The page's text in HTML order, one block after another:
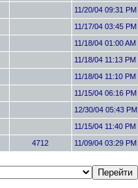
11/20/04 09:31 PM
11/17/04 03:45 PM
11/18/04 01:00 AM
11/18/04 11:13 PM
11/18/04 11:10 PM
11/15/04 06:16 PM
12/30/04 05:43 PM
11/15/04 11:40 PM
4712
11/09/04 03:29 PM